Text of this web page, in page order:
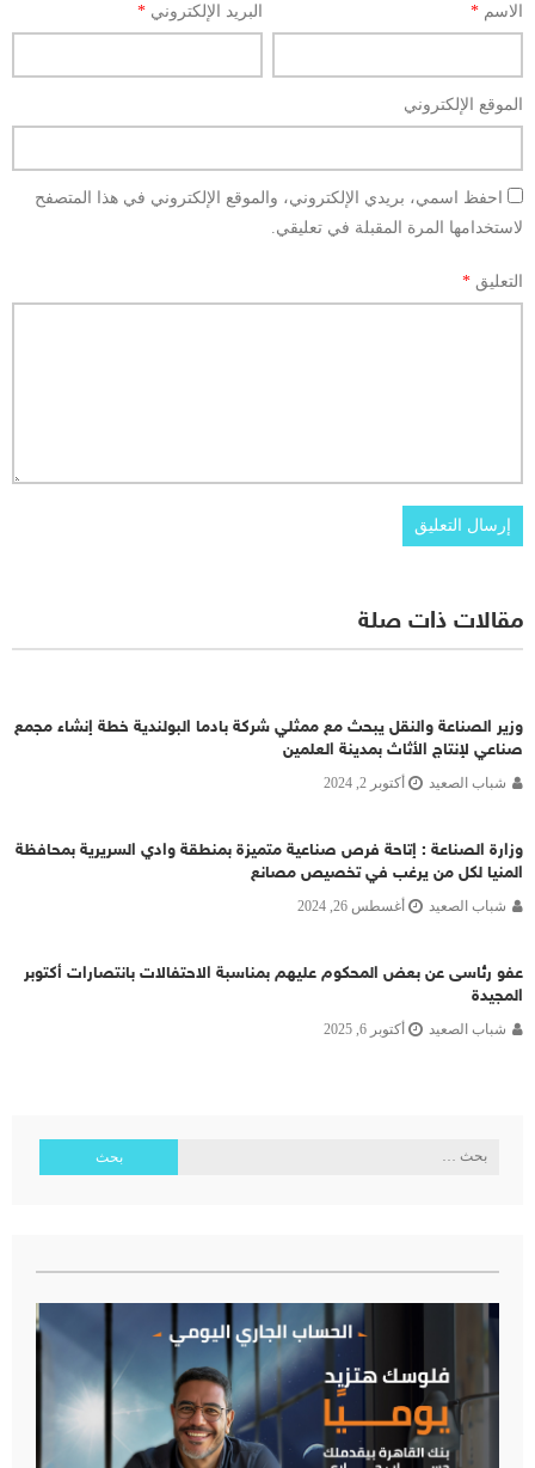
الاسم * البريد الإلكتروني*
الموقع الإلكتروني
احفظ اسمي، بريدي الإلكتروني، والموقع الإلكتروني في هذا المتصفح
لاستخدامها المرة المقبلة في تعليقي.
التعليق *
مقالات ذات صلة
وزير الصناعة والنقل يبحث مع ممثلي شركة بادما البولندية خطة إنشاء مجمع
صناعي لإنتاج الأثاث بمدينة العلمين
شباب الصعيد أكتوبر 2, 2024
وزارة الصناعة : إتاحة فرص صناعية متميزة بمنطقة وادي السريرية بمحافظة
المنيا لكل من يرغب في تخصيص مصانع
شباب الصعيد أغسطس 26, 2024
عفو رئاسى عن بعض المحكوم عليهم بمناسبة الاحتفالات بانتصارات أكتوبر
المجيدة
شباب الصعيد أكتوبر 6, 2025
البحث